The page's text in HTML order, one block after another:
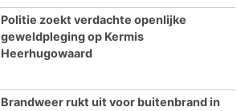
Politie zoekt verdachte openlijke
geweldpleging op Kermis
Heerhugowaard
Brandweer rukt uit voor buitenbrand in